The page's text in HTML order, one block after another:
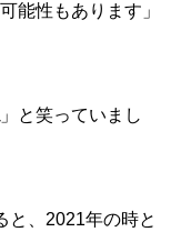
能性もあります」
」と笑っていまし
と、2021年の時と